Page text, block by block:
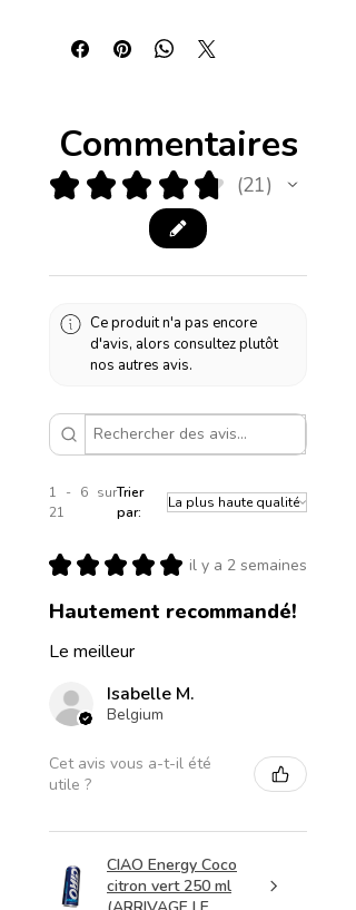
Commentaires
★ ★ ★ ★ ★ 21
21
Ce produit n'a pas encore
d'avis, alors consultez plutôt
nos autres avis.
1 - 6 sur
21
Trier
par:
★ ★ ★ ★ ★ il y a 2 semaines
Hautement recommandé!
Le meilleur
Isabelle M.
Belgium
Cet avis vous a-t-il été
utile ?
CIAO Energy Coco
citron vert 250 ml